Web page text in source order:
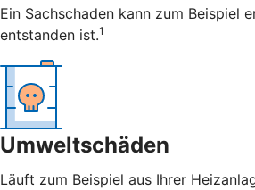
Ein Sachschaden kann zum Beispiel
entstanden ist.1
Umweltschäden
Läuft zum Beispiel aus Ihrer